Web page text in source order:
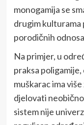
monogamija se
drugim kulturama
porodičnih
Na primjer, u
praksa
muškarac ima
djelovati
sistem nije